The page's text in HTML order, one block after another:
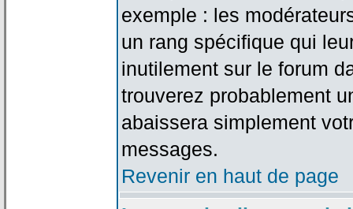
exemple : les
un rang spécifique qui
inutilement sur le forum
trouverez probablement
abaissera simplement
messages.
Revenir en haut de page